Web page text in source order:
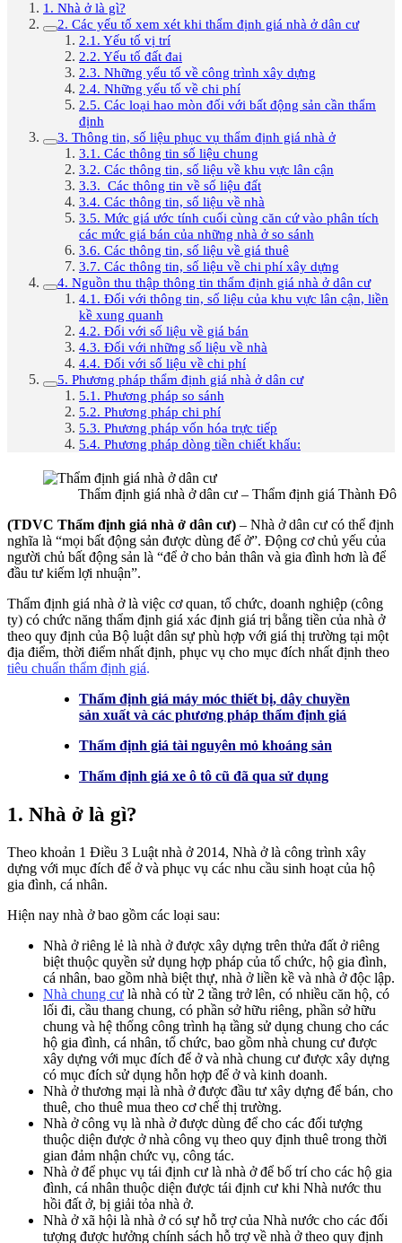
1. Nhà ở là gì?
2. Các yếu tố xem xét khi thẩm định giá nhà ở dân cư
2.1. Yếu tố vị trí
2.2. Yếu tố đất đai
2.3. Những yếu tố về công trình xây dựng
2.4. Những yếu tố về chi phí
2.5. Các loại hao mòn đối với bất động sản cần thẩm
định
3. Thông tin, số liệu phục vụ thẩm định giá nhà ở
3.1. Các thông tin số liệu chung
3.2. Các thông tin, số liệu về khu vực lân cận
3.3. Các thông tin về số liệu đất
3.4. Các thông tin, số liệu về nhà
3.5. Mức giá ước tính cuối cùng căn cứ vào phân tích
các mức giá bán của những nhà ở so sánh
3.6. Các thông tin, số liệu về giá thuê
3.7. Các thông tin, số liệu về chi phí xây dựng
4. Nguồn thu thập thông tin thẩm định giá nhà ở dân cư
4.1. Đối với thông tin, số liệu của khu vực lân cận, liền
kề xung quanh
4.2. Đối với số liệu về giá bán
4.3. Đối với những số liệu về nhà
4.4. Đối với số liệu về chi phí
5. Phương pháp thẩm định giá nhà ở dân cư
5.1. Phương pháp so sánh
5.2. Phương pháp chi phí
5.3. Phương pháp vốn hóa trực tiếp
5.4. Phương pháp dòng tiền chiết khấu:
Thẩm định giá nhà ở dân cư – Thẩm định giá Thành Đô
(TDVC Thẩm định giá nhà ở dân cư) – Nhà ở dân cư có thể định
nghĩa là “mọi bất động sản được dùng để ở”. Động cơ chủ yếu của
người chủ bất động sản là “để ở cho bản thân và gia đình hơn là để
đầu tư kiếm lợi nhuận”.
Thẩm định giá nhà ở là việc cơ quan, tổ chức, doanh nghiệp (công
ty) có chức năng thẩm định giá xác định giá trị bằng tiền của nhà ở
theo quy định của Bộ luật dân sự phù hợp với giá thị trường tại một
địa điểm, thời điểm nhất định, phục vụ cho mục đích nhất định theo
tiêu chuẩn thẩm định giá.
Thẩm định giá máy móc thiết bị, dây chuyền
sản xuất và các phương pháp thẩm định giá
Thẩm định giá tài nguyên mỏ khoáng sản
Thẩm định giá xe ô tô cũ đã qua sử dụng
1. Nhà ở là gì?
Theo khoản 1 Điều 3 Luật nhà ở 2014, Nhà ở là công trình xây
dựng với mục đích để ở và phục vụ các nhu cầu sinh hoạt của hộ
gia đình, cá nhân.
Hiện nay nhà ở bao gồm các loại sau:
Nhà ở riêng lẻ là nhà ở được xây dựng trên thửa đất ở riêng
biệt thuộc quyền sử dụng hợp pháp của tổ chức, hộ gia đình,
cá nhân, bao gồm nhà biệt thự, nhà ở liền kề và nhà ở độc lập.
Nhà chung cư là nhà có từ 2 tầng trở lên, có nhiều căn hộ, có
lối đi, cầu thang chung, có phần sở hữu riêng, phần sở hữu
chung và hệ thống công trình hạ tầng sử dụng chung cho các
hộ gia đình, cá nhân, tổ chức, bao gồm nhà chung cư được
xây dựng với mục đích để ở và nhà chung cư được xây dựng
có mục đích sử dụng hỗn hợp để ở và kinh doanh.
Nhà ở thương mại là nhà ở được đầu tư xây dựng để bán, cho
thuê, cho thuê mua theo cơ chế thị trường.
Nhà ở công vụ là nhà ở được dùng để cho các đối tượng
thuộc diện được ở nhà công vụ theo quy định thuê trong thời
gian đảm nhận chức vụ, công tác.
Nhà ở để phục vụ tái định cư là nhà ở để bố trí cho các hộ gia
đình, cá nhân thuộc diện được tái định cư khi Nhà nước thu
hồi đất ở, bị giải tỏa nhà ở.
Nhà ở xã hội là nhà ở có sự hỗ trợ của Nhà nước cho các đối
tượng được hưởng chính sách hỗ trợ về nhà ở theo quy định